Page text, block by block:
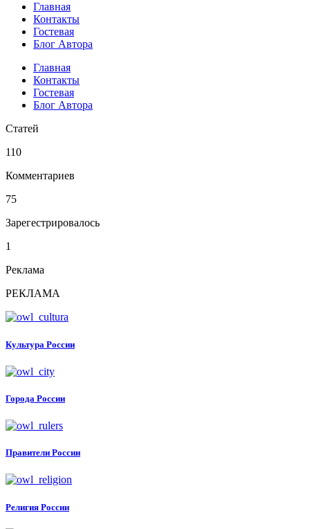
Главная
Контакты
Гостевая
Блог Автора
Главная
Контакты
Гостевая
Блог Автора
Статей
110
Комментариев
75
Зарегестрировалось
1
Реклама
РЕКЛАМА
Культура России
Города России
Правители России
Религия России